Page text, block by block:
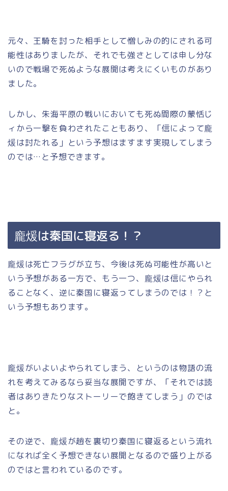
元々、王騎を討った相手として憎しみの的にされる可
能性はありましたが、それでも強さとしては申し分な
いので戦場で死ぬような展開は考えにくいものがあり
ました。
しかし、朱海平原の戦いにおいても死ぬ間際の蒙恬じ
ィから一撃を負わされたこともあり、「信によって龐
煖は討たれる」という予想はますます実現してしまう
のでは…と予想できます。
龐煖は秦国に寝返る！？
龐煖は死亡フラグが立ち、今後は死ぬ可能性が高いと
いう予想がある一方で、もう一つ、龐煖は信にやられ
ることなく、逆に秦国に寝返ってしまうのでは！？と
いう予想もあります。
龐煖がいよいよやられてしまう、というのは物語の流
れを考えてみるなら妥当な展開ですが、「それでは読
者はありきたりなストーリーで飽きてしまう」のでは
と。
その逆で、龐煖が趙を裏切り秦国に寝返るという流れ
になれば全く予想できない展開となるので盛り上がる
のではと言われているのです。